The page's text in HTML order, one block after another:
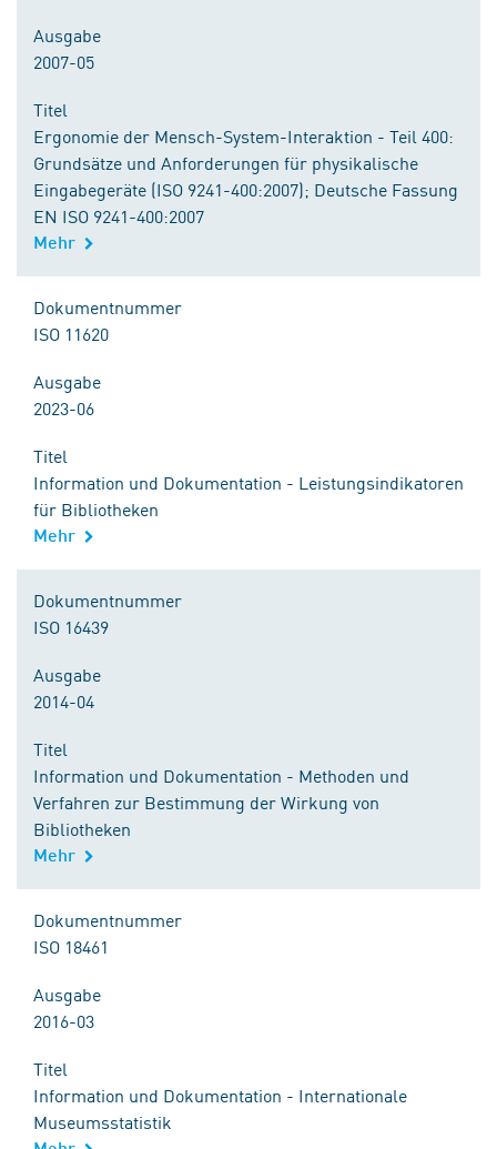
Ausgabe
2007-05
Titel
Ergonomie der Mensch-System-Interaktion - Teil 400:
Grundsätze und Anforderungen für physikalische
Eingabegeräte (ISO 9241-400:2007); Deutsche Fassung
EN ISO 9241-400:2007
Mehr
Dokumentnummer
ISO 11620
Ausgabe
2023-06
Titel
Information und Dokumentation - Leistungsindikatoren
für Bibliotheken
Mehr
Dokumentnummer
ISO 16439
Ausgabe
2014-04
Titel
Information und Dokumentation - Methoden und
Verfahren zur Bestimmung der Wirkung von
Bibliotheken
Mehr
Dokumentnummer
ISO 18461
Ausgabe
2016-03
Titel
Information und Dokumentation - Internationale
Museumsstatistik